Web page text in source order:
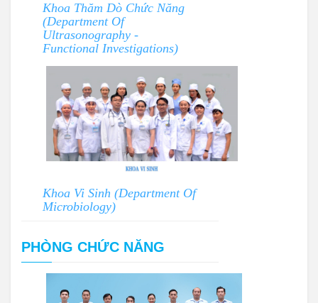
Khoa Thăm Dò Chức Năng
(Department Of
Ultrasonography -
Functional Investigations)
Khoa Vi Sinh (Department Of
Microbiology)
PHÒNG CHỨC NĂNG